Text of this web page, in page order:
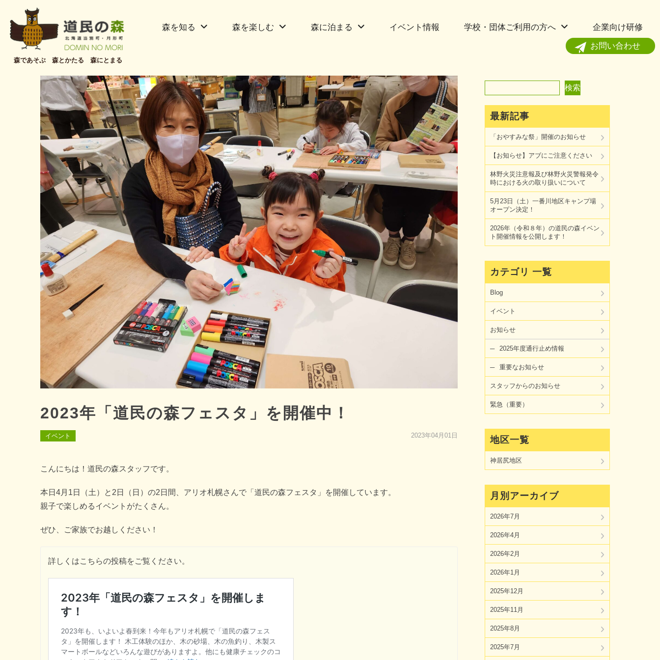
森であそぶ 森とかたる 森にとまる
森を知る 森を楽しむ 森に泊まる イベント情報 学校・団体ご利用の方へ
企業向け研修
お問い合わせ
2023年「道民の森フェスタ」を開催中！
イベント 2023年04月01日
こんにちは！道民の森スタッフです。
本日4月1日（土）と2日（日）の2日間、アリオ札幌さんで「道民の森フェスタ」を開催しています。
親子で楽しめるイベントがたくさん。
ぜひ、ご家族でお越しください！
詳しくはこちらの投稿をご覧ください。
検索
最新記事
「おやすみな祭」開催のお知らせ
【お知らせ】アブにご注意ください
林野火災注意報及び林野火災警報発令
時における火の取り扱いについて
5月23日（土）一番川地区キャンプ場
オープン決定！
2026年（令和８年）の道民の森イベン
ト開催情報を公開します！
カテゴリ 一覧
Blog
イベント
お知らせ
2025年度通行止め情報
重要なお知らせ
スタッフからのお知らせ
緊急（重要）
地区一覧
神居尻地区
月別アーカイブ
2026年7月
2026年4月
2026年2月
2026年1月
2025年12月
2025年11月
2025年8月
2025年7月